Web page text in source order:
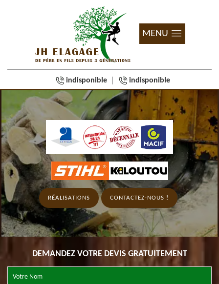
MENU
indisponible indisponible
RÉALISATIONS CONTACTEZ-NOUS !
DEMANDEZ VOTRE DEVIS GRATUITEMENT